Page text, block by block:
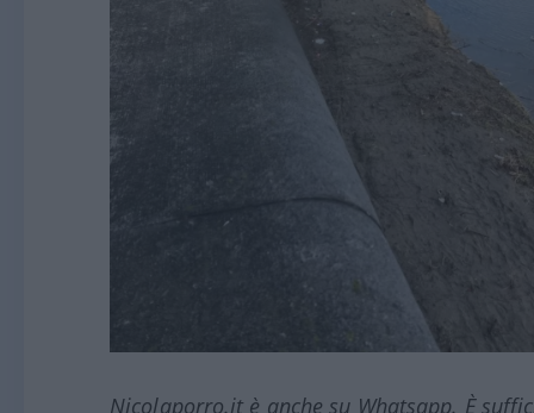
Nicolaporro.it è anche su Whatsapp. È